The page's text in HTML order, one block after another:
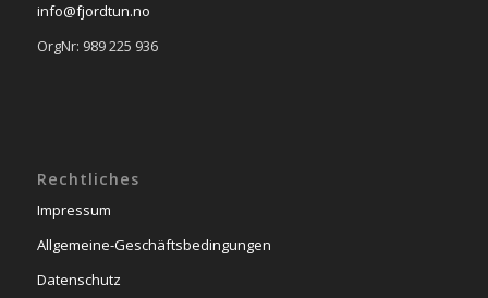
info@fjordtun.no
OrgNr: 989 225 936
Rechtliches
Impressum
Allgemeine-Geschäftsbedingungen
Datenschutz